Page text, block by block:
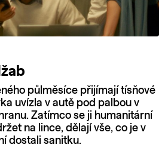
půlměsíce přijímají tísňové
uvízla v autě pod palbou v
Zatímco se ji humanitární
na lince, dělají vše, co je v
dostali sanitku.